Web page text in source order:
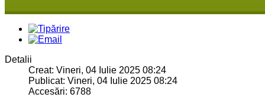
Detalii
Creat: Vineri, 04 Iulie 2025 08:24
Publicat: Vineri, 04 Iulie 2025 08:24
Accesări: 6788